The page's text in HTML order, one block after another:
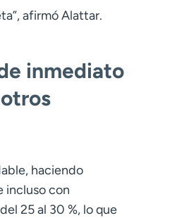
afirmó Alattar.
inmediato
haciendo
incluso con
25 al 30 %, lo que